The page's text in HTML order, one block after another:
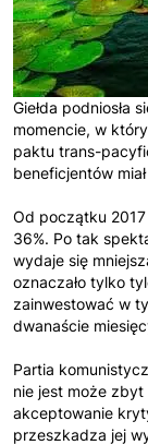
Giełda podniosła
momencie, w
paktu trans-
beneficjentów
Od początku 2017
36%. Po tak
wydaje się
oznaczało tylko
zainwestować w
dwanaście
Partia
nie jest może zbyt
akceptowanie
przeszkadza jej